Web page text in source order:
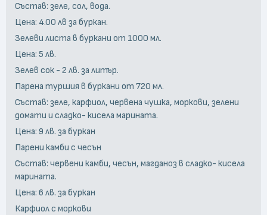
Състав: зеле, сол, вода.
Цена: 4.00 лв за буркан.
Зелеви листа в буркани от 1000 мл.
Цена: 5 лв.
Зелев сок - 2 лв. за литър.
Парена туршия в буркани от 720 мл.
Състав: зеле, карфиол, червена чушка, моркови, зелени
домати и сладко- кисела марината.
Цена: 9 лв. за буркан
Парени камби с чесън
Състав: червени камби, чесън, магданоз в сладко- кисела
марината.
Цена: 6 лв. за буркан
Карфиол с моркови